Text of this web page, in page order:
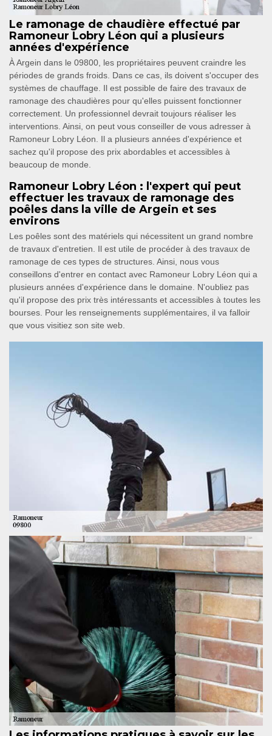
Le ramonage de chaudière effectué par
Ramoneur Lobry Léon qui a plusieurs
années d'expérience
À Argein dans le 09800, les propriétaires peuvent craindre les
périodes de grands froids. Dans ce cas, ils doivent s'occuper des
systèmes de chauffage. Il est possible de faire des travaux de
ramonage des chaudières pour qu'elles puissent fonctionner
correctement. Un professionnel devrait toujours réaliser les
interventions. Ainsi, on peut vous conseiller de vous adresser à
Ramoneur Lobry Léon. Il a plusieurs années d'expérience et
sachez qu'il propose des prix abordables et accessibles à
beaucoup de monde.
Ramoneur Lobry Léon : l'expert qui peut
effectuer les travaux de ramonage des
poêles dans la ville de Argein et ses
environs
Les poêles sont des matériels qui nécessitent un grand nombre
de travaux d'entretien. Il est utile de procéder à des travaux de
ramonage de ces types de structures. Ainsi, nous vous
conseillons d'entrer en contact avec Ramoneur Lobry Léon qui a
plusieurs années d'expérience dans le domaine. N'oubliez pas
qu'il propose des prix très intéressants et accessibles à toutes les
bourses. Pour les renseignements supplémentaires, il va falloir
que vous visitiez son site web.